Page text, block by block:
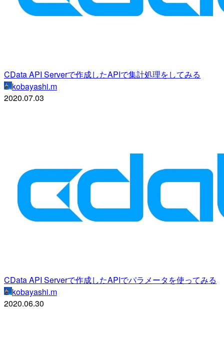
CData API Serverで作成したAPIで集計処理をしてみる
kobayashi.m
2020.07.03
CData API Serverで作成したAPIでパラメータを使ってみる
kobayashi.m
2020.06.30